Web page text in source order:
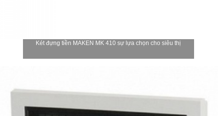
Két đựng tiền MAKEN MK 410 sự lựa chọn cho siêu thị